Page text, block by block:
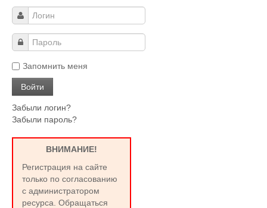
Запомнить меня
Забыли логин?
Забыли пароль?
ВНИМАНИЕ!
Регистрация на сайте
только по согласованию
с администратором
ресурса. Обращаться